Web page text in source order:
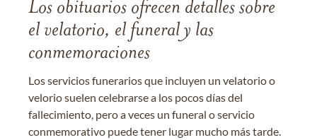
Los obituarios ofrecen detalles sobre
el velatorio, el funeral y las
conmemoraciones
Los servicios funerarios que incluyen un velatorio o
velorio suelen celebrarse a los pocos días del
fallecimiento, pero a veces un funeral o servicio
conmemorativo puede tener lugar mucho más tarde.